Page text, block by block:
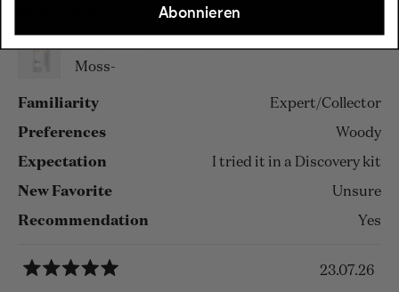
Bewertet
Moss-
Familiarity Expert/Collector
Preferences Woody
Expectation I tried it in a Discovery kit
New Favorite Unsure
Recommendation Yes
23.07.26
Abonnieren